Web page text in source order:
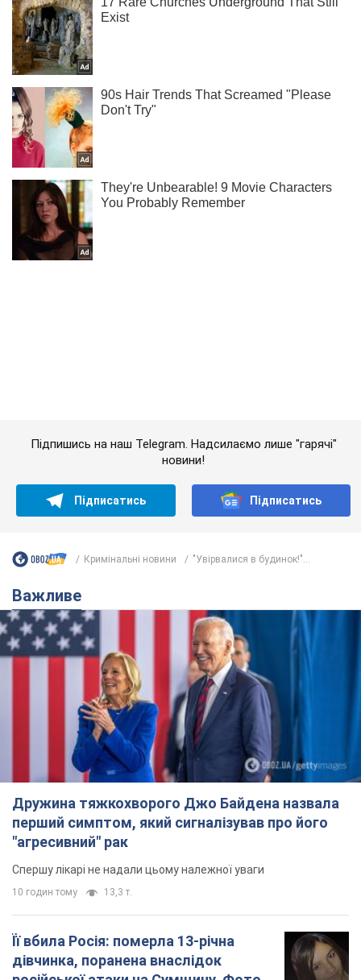
Важливе
Дружина тяжкохворого Джо Байдена назвала
перший симптом, який сигналізував про його
"агресивний" рак
Спершу лікарі не надали цьому належної уваги
10 годин тому 13,3 т.
Її вбила Росія: померла 13-річна
дівчинка, поранена внаслідок
російської атаки на Сумщину. Фото
Того дня під час російського обстрілу загинули
Чому в СРСР лікарі носили лише білі
халати
У цьому був як практичний, так і символічний